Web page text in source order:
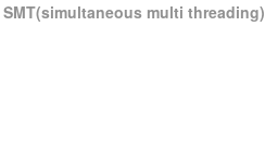
SMT(simultaneous multi threading)